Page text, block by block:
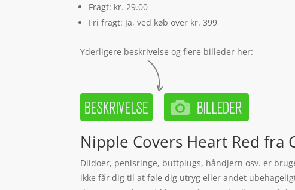
Fragt: kr. 29.00
Fri fragt: Ja, ved køb over kr. 399
Yderligere beskrivelse og flere billeder her:
Nipple Covers Heart Red fra
Dildoer, penisringe, buttplugs, håndjern osv. er
ikke får dig til at føle dig utryg eller andet